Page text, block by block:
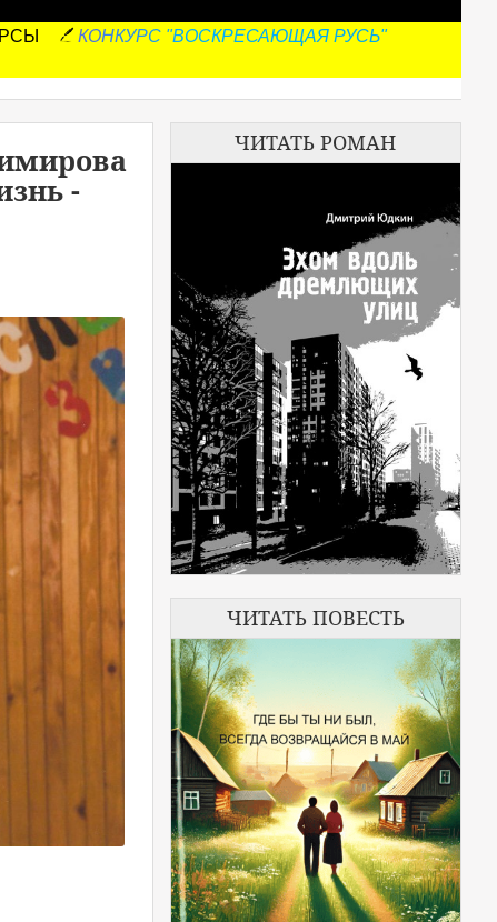
КОНКУРС "ВОСКРЕСАЮЩАЯ РУСЬ"
-
ЧИТАТЬ РОМАН
ЧИТАТЬ ПОВЕСТЬ